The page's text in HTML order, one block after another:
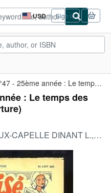
USD
Site
shopping
preferences
Sign in
Le Croisé N°47 - 25ème année : Le temps des moissons
: Le temps des
CAPELLE DINANT L., 1952